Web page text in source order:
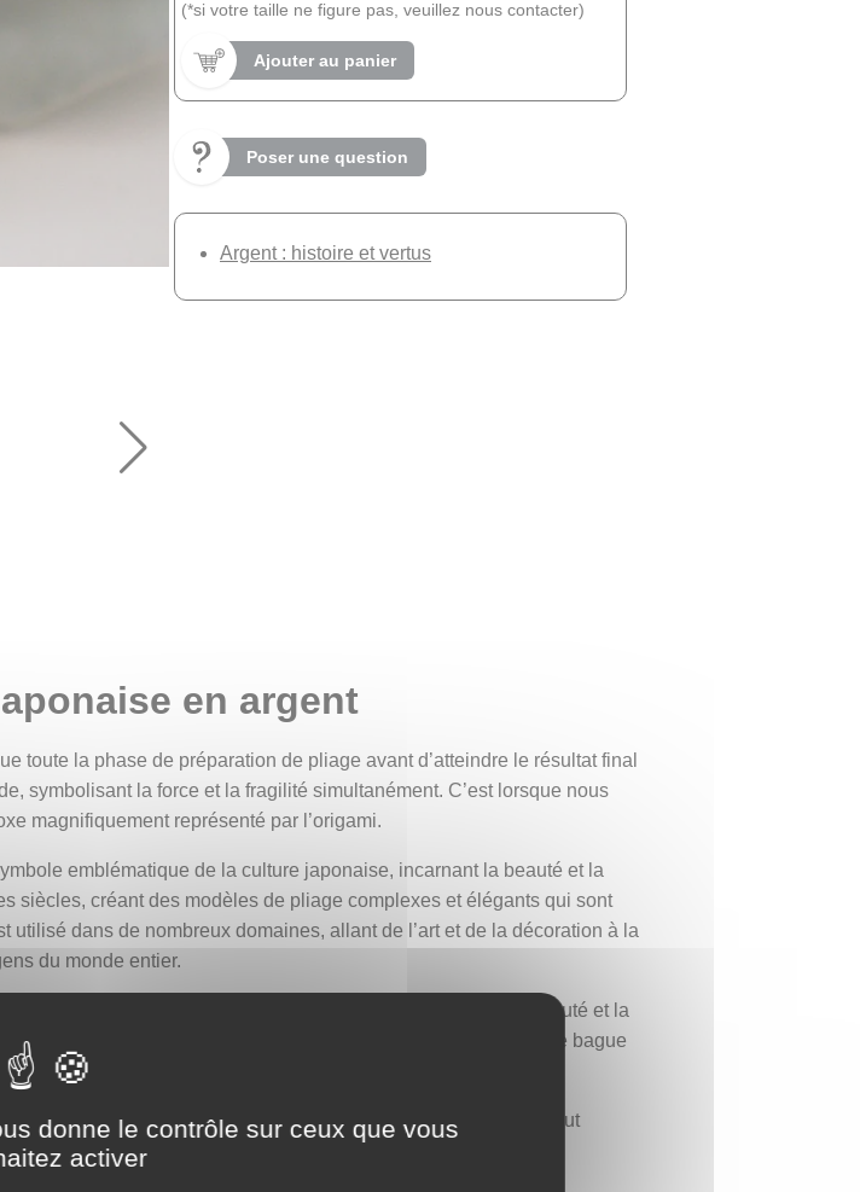
(*si votre taille ne figure pas, veuillez nous contacter)
Ajouter au panier
Poser une question
Argent : histoire et vertus
en argent
toute la phase de préparation de pliage avant d’atteindre le résultat final
symbolisant la force et la fragilité simultanément. C’est lorsque nous
magnifiquement représenté par l’origami.
emblématique de la culture japonaise, incarnant la beauté et la
siècles, créant des modèles de pliage complexes et élégants qui sont
utilisé dans de nombreux domaines, allant de l’art et de la décoration à la
du monde entier.
pour créer des œuvres d’art en papier. Elle incarne la beauté et la
dans les détails les plus minutieux. Portée au doigt, cette bague
harmonie entre force et fragilité.
de l’origami, offrant un rappel constant de la beauté qui peut
de bijou qui se distingue par son design unique et sa profonde
dans leurs accessoires quotidiens.
donne le contrôle sur ceux que vous
activer